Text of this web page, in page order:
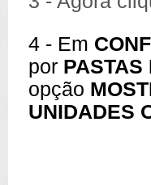
4 - Em
por PASTAS
opção
UNIDADES